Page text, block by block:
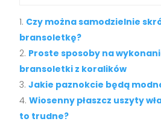
Czy można samodzielnie
bransoletkę?
Proste sposoby na
bransoletki z koralików
Jakie paznokcie będą
Wiosenny płaszcz uszyty
to trudne?